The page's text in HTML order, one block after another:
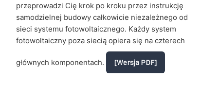
przeprowadzi Cię krok po kroku przez instrukcję
samodzielnej budowy całkowicie niezależnego od
sieci systemu fotowoltaicznego. Każdy system
fotowoltaiczny poza siecią opiera się na czterech
głównych komponentach. [Wersja PDF]